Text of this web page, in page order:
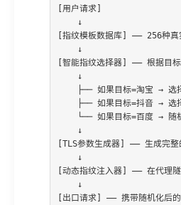
[用户请求]
    ↓
[指纹模板数据库] —— 256种真
    ↓
[智能指纹选择器] —— 根据目标
    ↓
├── 如果目标=淘宝 →
├── 如果目标=抖音 →
└── 如果目标=百度 → 随
    ↓
[TLS参数生成器] —— 生成完
    ↓
[动态指纹注入器] —— 在代理隧
    ↓
[出口请求] —— 携带随机化后的